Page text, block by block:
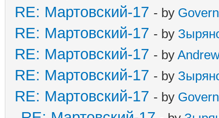
RE: Мартовский-17 - by
RE: Мартовский-17 - by
RE: Мартовский-17 - by
RE: Мартовский-17 - by
RE: Мартовский-17 - by